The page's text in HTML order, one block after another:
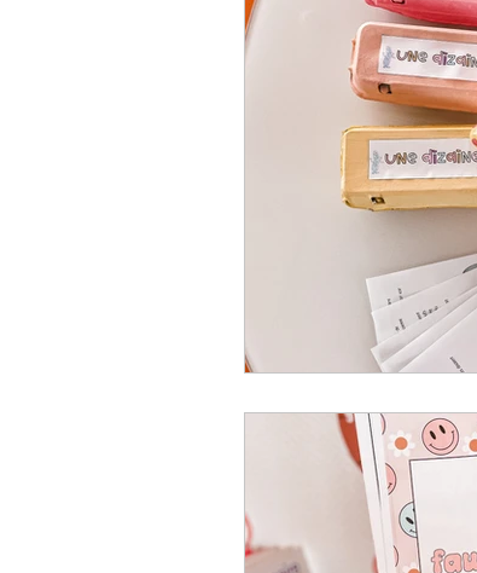
Plan de travail
Matériel de
Fond
Espace à scénario